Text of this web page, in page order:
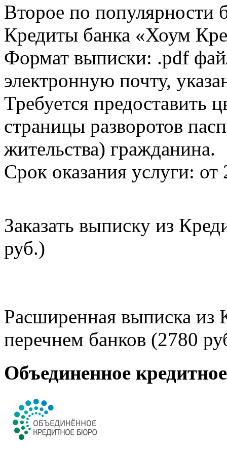
Второе по популярности
Кредиты банка «Хоум
Формат выписки: .pdf
электронную почту,
Требуется предоставить
страницы разворотов
жительства) гражданина.
Срок оказания услуги: от
Заказать выписку из
руб.)
Расширенная выписка из
перечнем банков (2780
Объединенное